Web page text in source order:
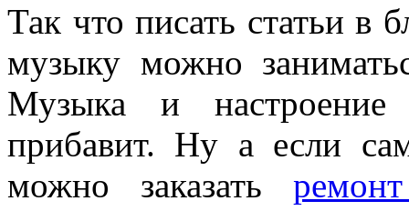
Так что писать статьи в
музыку можно
Музыка и
прибавит. Ну а если
можно заказать